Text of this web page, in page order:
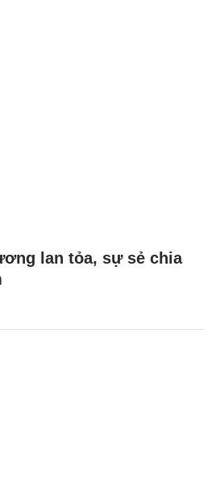
lan tỏa, sự sẻ chia